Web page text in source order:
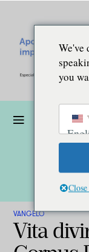
VANGELO
Vita
We've
you